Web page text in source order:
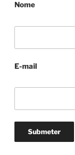
Nome
E-mail